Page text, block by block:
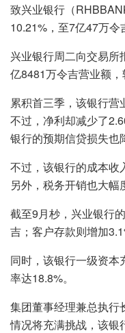
致兴业银行（
10.21%，至7亿47万令
兴业银行周二向交易
亿8481万令吉营业额，
累积首三季，该银行营
不过，净利却减少了
银行的预期信贷损失也
不过，该银行的成本收
另外，税务开销也大幅
截至9月杪，兴业银行
吉；客户存款则增加
同时，该银行一级资
率达18.8%。
集团董事经理兼总执行
情况将充满挑战，该银